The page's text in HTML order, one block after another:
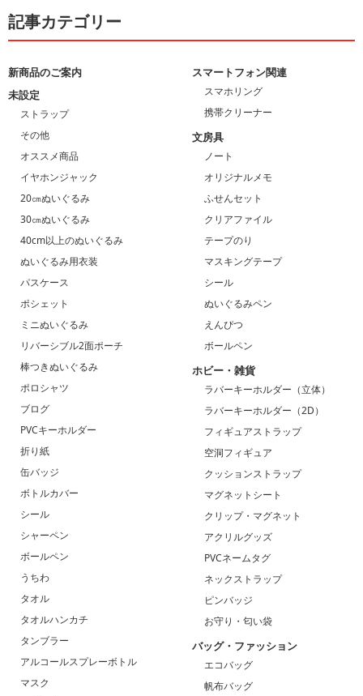
記事カテゴリー
新商品のご案内
未設定
ストラップ
その他
オススメ商品
イヤホンジャック
20㎝ぬいぐるみ
30㎝ぬいぐるみ
40cm以上のぬいぐるみ
ぬいぐるみ用衣装
パスケース
ポシェット
ミニぬいぐるみ
リバーシブル2面ポーチ
棒つきぬいぐるみ
ポロシャツ
ブログ
PVCキーホルダー
折り紙
缶バッジ
ボトルカバー
シール
シャーペン
ボールペン
うちわ
タオル
タオルハンカチ
タンブラー
アルコールスプレーボトル
マスク
スマートフォン関連
スマホリング
携帯クリーナー
文房具
ノート
オリジナルメモ
ふせんセット
クリアファイル
テープのり
マスキングテープ
シール
ぬいぐるみペン
えんぴつ
ボールペン
ホビー・雑貨
ラバーキーホルダー（立体）
ラバーキーホルダー（2D）
フィギュアストラップ
空洞フィギュア
クッションストラップ
マグネットシート
クリップ・マグネット
アクリルグッズ
PVCネームタグ
ネックストラップ
ピンバッジ
お守り・匂い袋
バッグ・ファッション
エコバッグ
帆布バッグ